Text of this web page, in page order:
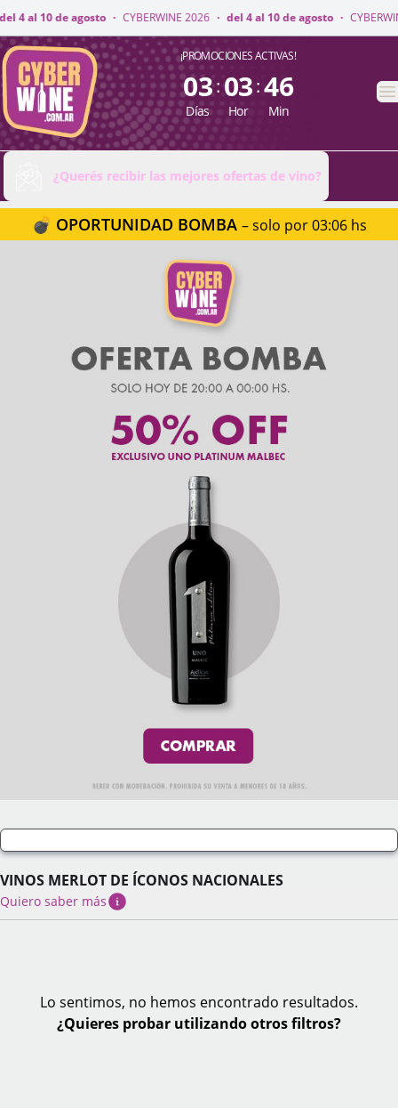
2026 · del 4 al 10 de agosto · CYBERWINE 2026 · del 4 al 10 de
CyberWine ¡PROMOCIONES ACTIVAS!
03
Días
: 03
Hor
:46
Min
¿Querés recibir las mejores ofertas de vino?
💣 OPORTUNIDAD BOMBA – solo por 03:06 hs
VINOS MERLOT DE ÍCONOS NACIONALES
Quiero saber más
Lo sentimos, no hemos encontrado resultados.
¿Quieres probar utilizando otros filtros?